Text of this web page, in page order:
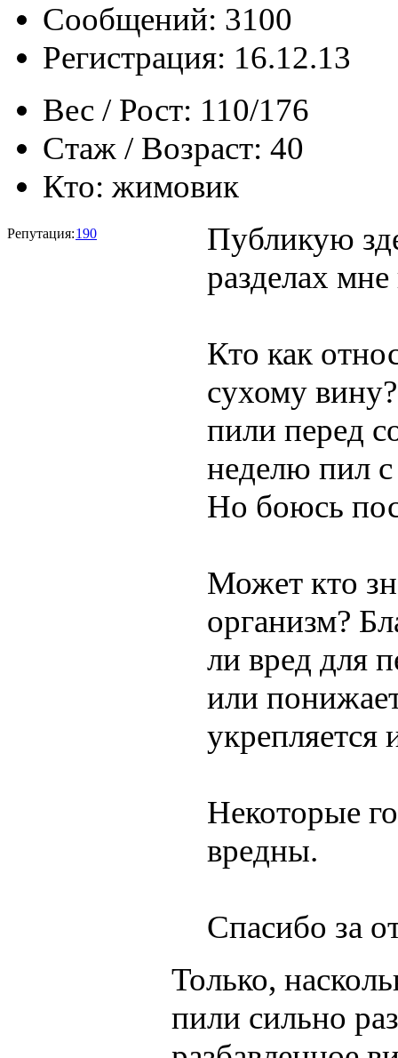
Сообщений: 3100
Регистрация: 16.12.13
Вес / Рост: 110/176
Стаж / Возраст: 40
Кто: жимовик
Репутация:190
Публикую
разделах
Кто как
сухому
пили перед
неделю пил с
Но боюсь
Может кто
организм?
ли вред для
или
укрепляется
Некоторые
вредны.
Спасибо за
Только,
пили сильно